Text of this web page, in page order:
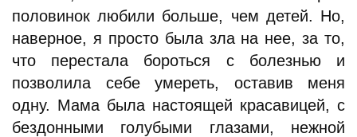
половинок любили больше, чем детей. Но,
наверное, я просто была зла на нее, за то,
что перестала бороться с болезнью и
позволила себе умереть, оставив меня
одну. Мама была настоящей красавицей, с
бездонными голубыми глазами, нежной